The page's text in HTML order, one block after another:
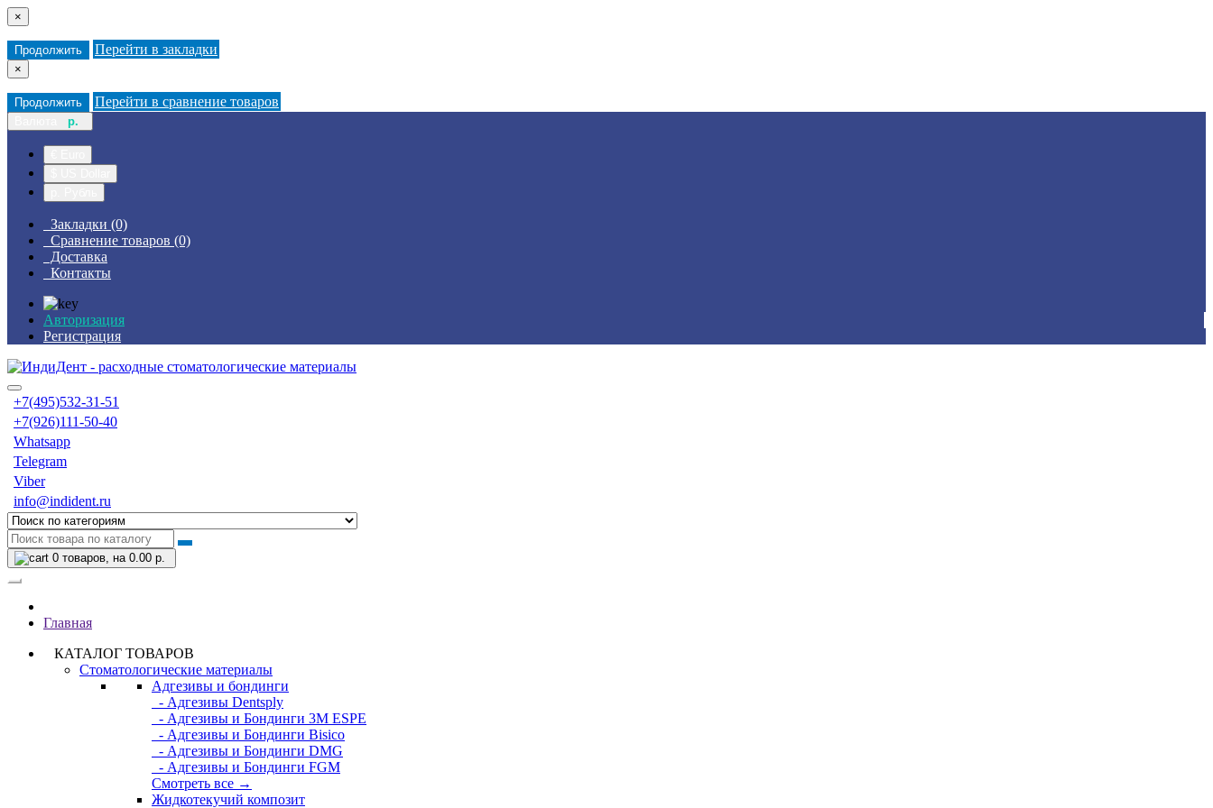
×
Продолжить Перейти в закладки
×
Продолжить Перейти в сравнение товаров
р.
Закладки (0)
Сравнение товаров (0)
Доставка
Контакты
Авторизация
Регистрация
+7(495)532-31-51
+7(926)111-50-40
Whatsapp
Telegram
Viber
info@indident.ru
0 товаров, на 0.00 р.
Главная
КАТАЛОГ ТОВАРОВ
Стоматологические материалы
Адгезивы и бондинги
- Адгезивы Dentsply
- Адгезивы и Бондинги 3M ESPE
- Адгезивы и Бондинги Bisico
- Адгезивы и Бондинги DMG
- Адгезивы и Бондинги FGM
Смотреть все →
Жидкотекучий композит